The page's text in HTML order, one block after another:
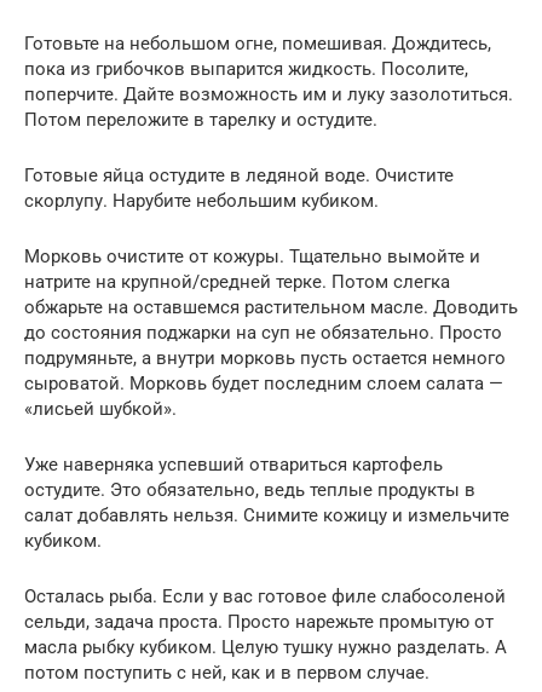
Готовьте на небольшом огне, помешивая. Дождитесь,
пока из грибочков выпарится жидкость. Посолите,
поперчите. Дайте возможность им и луку зазолотиться.
Потом переложите в тарелку и остудите.
Готовые яйца остудите в ледяной воде. Очистите
скорлупу. Нарубите небольшим кубиком.
Морковь очистите от кожуры. Тщательно вымойте и
натрите на крупной/средней терке. Потом слегка
обжарьте на оставшемся растительном масле. Доводить
до состояния поджарки на суп не обязательно. Просто
подрумяньте, а внутри морковь пусть остается немного
сыроватой. Морковь будет последним слоем салата —
«лисьей шубкой».
Уже наверняка успевший отвариться картофель
остудите. Это обязательно, ведь теплые продукты в
салат добавлять нельзя. Снимите кожицу и измельчите
кубиком.
Осталась рыба. Если у вас готовое филе слабосоленой
сельди, задача проста. Просто нарежьте промытую от
масла рыбку кубиком. Целую тушку нужно разделать. А
потом поступить с ней, как и в первом случае.